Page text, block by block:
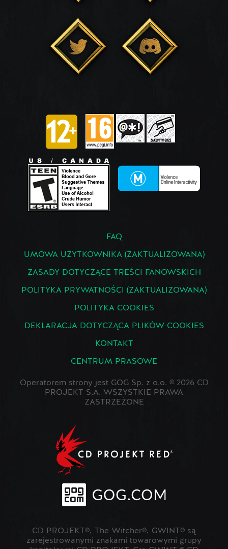
FAQ
UMOWA UŻYTKOWNIKA (ZAKTUALIZOWANA)
ZASADY DOTYCZĄCE TREŚCI FANOWSKICH
POLITYKA PRYWATNOŚCI (ZAKTUALIZOWANA)
POLITYKA COOKIES
DEKLARACJA DOTYCZĄCA PLIKÓW COOKIES
KONTAKT
CENTRUM PRASOWE
Operatorem strony jest GOG Sp. z o.o. © 2026 CD
PROJEKT S.A. WSZYSTKIE PRAWA
ZASTRZEŻONE
CD PROJEKT®, The Witcher®, GWINT® są
zarejestrowanymi znakami towarowymi grupy